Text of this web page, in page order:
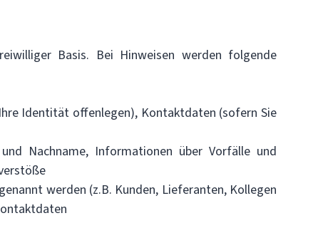
Basis. Bei Hinweisen werden folgende
Identität offenlegen), Kontaktdaten (sofern Sie
Nachname, Informationen über Vorfälle und
werden (z.B. Kunden, Lieferanten, Kollegen